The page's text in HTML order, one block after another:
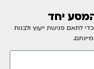
יחד
לתאם פגישת ייעוץ ולבנות